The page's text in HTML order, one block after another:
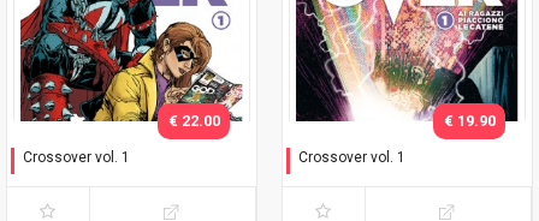
Crossover vol. 1
catene - Variant
€ 22.00
Crossover vol. 1
catene
€ 19.90